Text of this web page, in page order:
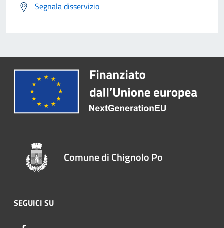
Segnala disservizio
Comune di Chignolo Po
SEGUICI SU